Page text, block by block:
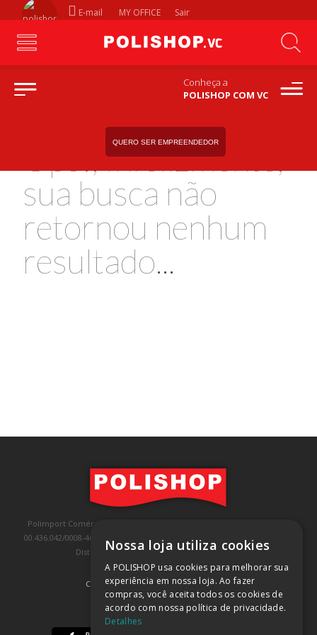
E-mail MY OFFICE Sair
Conheça a
POLISHOP COM VC
QUERO SER EMPREENDEDOR
Ops!, Infelizmente,
sua busca não
retornou nenhum
resultado...
Polimport Comércio e Exportação LTDA, inscrita no CNPJ/MF sob o nº
00.436.042/0008-46, IE 407.458.707.103, com sede na Rua Kanebo, nº 175,
Distrito Industrial, Jundiaí/SP, CEP: 13213-090
COMPRA 100% SEGURA (SAIBA MAIS)
BAIXE NOSSO APP
Nossa loja utiliza cookies
A POLISHOP usa cookies para melhorar sua
experiência em nossa loja. Ao fazer
compras, você aceita todos os cookies de
acordo com nossa política de privacidade.
Detalhes